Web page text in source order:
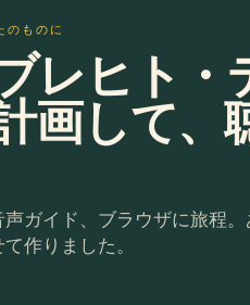
のものに
レヒト・
画して、
ガイド、ブラウザに旅程
作りました。